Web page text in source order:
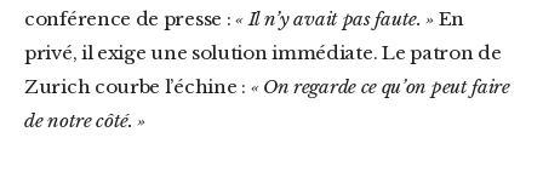
conférence de presse :« Il n’y avait pas faute. » En
privé, il exige une solution immédiate. Le patron de
Zurich courbe l’échine : « On regarde ce qu’on peut faire
de notre côté. »